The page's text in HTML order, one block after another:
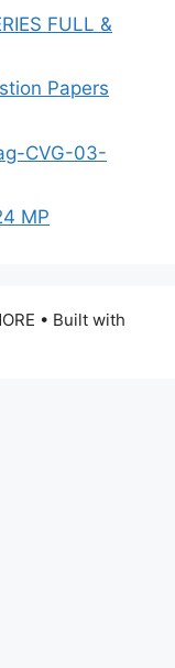
FULL &
Papers
CVG-03-
MP
• Built with